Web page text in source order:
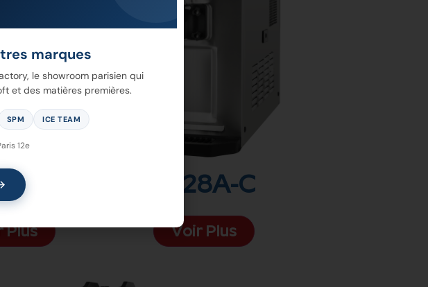
C
Plus
6228A-C
Voir Plus
marques
le showroom parisien qui
et des matières premières.
SPM ICE TEAM
12e